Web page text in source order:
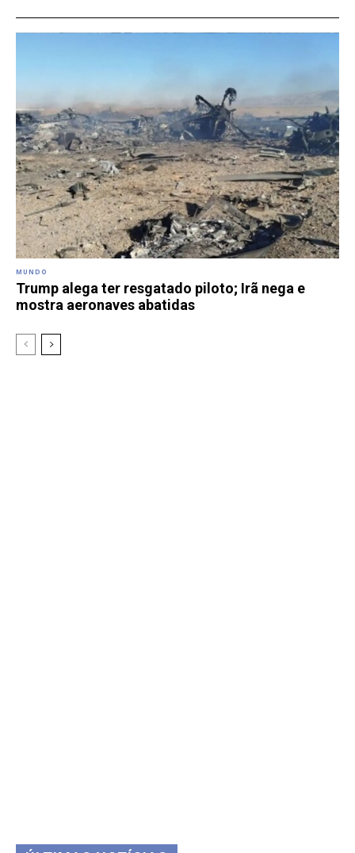
MUNDO
Trump alega ter resgatado piloto; Irã nega e
mostra aeronaves abatidas